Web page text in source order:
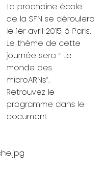
La prochaine école
de la SFN se déroulera
le 1er avril 2015 à Paris.
Le thème de cette
journée sera ” Le
monde des
microARNs”.
Retrouvez le
programme dans le
document